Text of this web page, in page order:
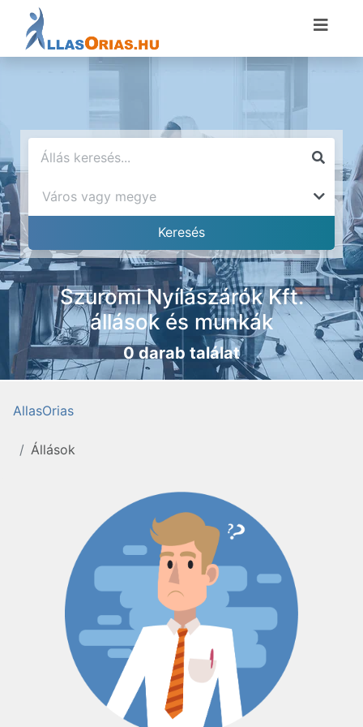
Szuromi Nyílászárók Kft.
állások és munkák
0 darab találat
AllasOrias
Állások